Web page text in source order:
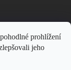
prohlížení
jeho
o nových